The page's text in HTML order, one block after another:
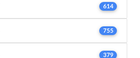
614
755
379